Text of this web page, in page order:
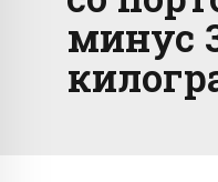
минус